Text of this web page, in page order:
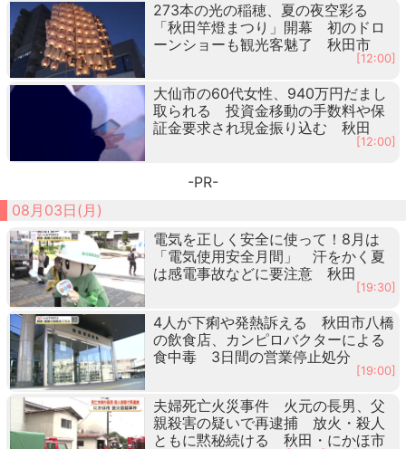
273本の光の稲穂、夏の夜空彩る
「秋田竿燈まつり」開幕 初のドロ
ーンショーも観光客魅了 秋田市
[12:00]
大仙市の60代女性、940万円だまし
取られる 投資金移動の手数料や保
証金要求され現金振り込む 秋田
[12:00]
-PR-
08月03日(月)
電気を正しく安全に使って！8月は
「電気使用安全月間」 汗をかく夏
は感電事故などに要注意 秋田
[19:30]
4人が下痢や発熱訴える 秋田市八橋
の飲食店、カンピロバクターによる
食中毒 3日間の営業停止処分
[19:00]
夫婦死亡火災事件 火元の長男、父
親殺害の疑いで再逮捕 放火・殺人
ともに黙秘続ける 秋田・にかほ市